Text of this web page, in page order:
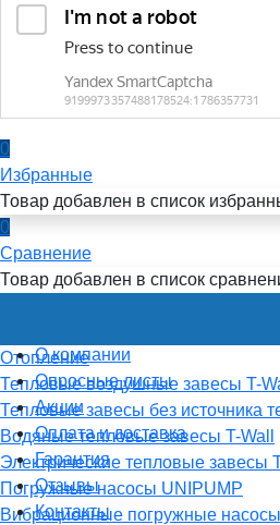
0
Избранные
Товар добавлен в список
0
Сравнение
Товар добавлен в список
О компании
Опросные листы
Акции
Оплата и доставка
Гарантия
Отзывы
Контакты
Отопление
Тепловые воздушные завесы T-
Тепловые завесы без источника
Водяные тепловые завесы T-Wall
Электрические тепловые завесы
Погружные насосы UNIPUMP
Вибрационные погружные